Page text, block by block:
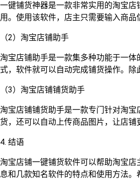
一键铺货神器是一款非常实用的淘宝
用。使用该软件，店主只需要输入商品
（2）淘宝店铺助手
淘宝店铺助手是一款集多种功能于一
式，软件就可以自动完成铺货操作。除
（3）淘宝店铺铺货助手
淘宝店铺铺货助手是一款专门针对淘
货，还可以自动上传商品图片，让店铺
4. 结语
淘宝店铺一键铺货软件可以帮助淘宝
息和几款知名软件的特点和使用方法。